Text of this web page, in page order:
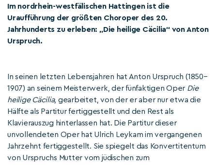
Im nordrhein-westfälischen Hattingen ist die
Uraufführung der größten Choroper des 20.
Jahrhunderts zu erleben: „Die heilige Cäcilia“ von Anton
Urspruch.
In seinen letzten Lebensjahren hat Anton Urspruch (1850–
1907) an seinem Meisterwerk, der fünfaktigen Oper Die
heilige Cäcilia, gearbeitet, von der er aber nur etwa die
Hälfte als Partitur fertiggestellt und den Rest als
Klavierauszug hinterlassen hat. Die Partitur dieser
unvollendeten Oper hat Ulrich Leykam im vergangenen
Jahrzehnt fertiggestellt. Sie spiegelt das Konvertitentum
von Urspruchs Mutter vom jüdischen zum